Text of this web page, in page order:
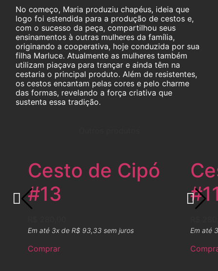
No começo, Maria produziu chapéus, ideia que
logo foi estendida para a produção de cestos e,
com o sucesso da peça, compartilhou seus
ensinamentos à outras mulheres da família,
originando a cooperativa, hoje conduzida por sua
filha Marluce. Atualmente as mulheres também
utilizam piaçava para trançar e ainda têm na
cestaria o principal produto. Além de resistentes,
os cestos encantam pelas cores e pelo charme
das formas, revelando a força criativa que
sustenta essa tradição.
Cesto de Cipó
#13
Em até 3x de R$ 93,33 sem juros
Comprar
Em até